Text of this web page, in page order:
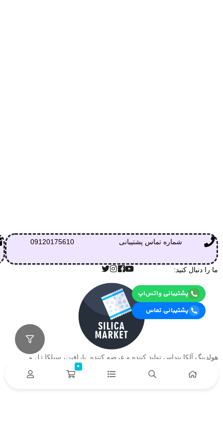
شماره تماس پشتیبانی 09120175610
ما را دنبال کنید:
هولدینگ آلکا بنداس تولید کننده و عرضه کننده پارافین، سیلکا ژل و….
پشتیبانی واتس‌اپ
پشتیبانی تماس
0